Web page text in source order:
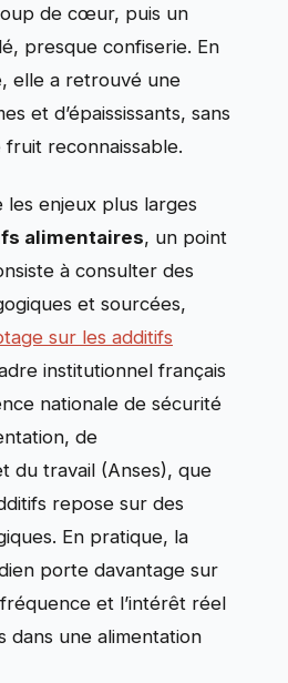
de cœur, puis un
presque confiserie. En
elle a retrouvé une
et d’épaississants, sans
reconnaissable.
enjeux plus larges
alimentaires, un point
à consulter des
et sourcées,
sur les additifs
institutionnel français
nationale de sécurité
de
du travail (Anses), que
repose sur des
En pratique, la
porte davantage sur
fréquence et l’intérêt réel
dans une alimentation